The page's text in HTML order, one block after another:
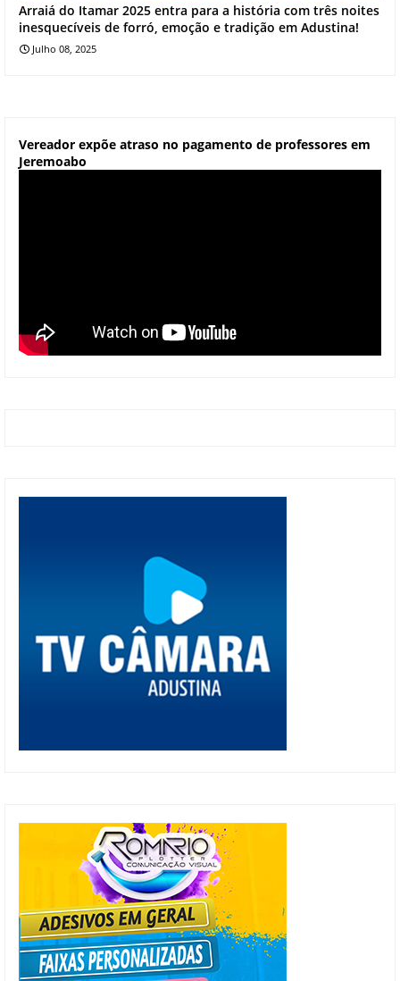
Arraiá do Itamar 2025 entra para a história com três noites
inesquecíveis de forró, emoção e tradição em Adustina!
Julho 08, 2025
Vereador expõe atraso no pagamento de professores em
Jeremoabo